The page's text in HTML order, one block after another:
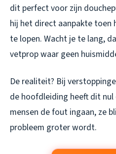
dit perfect voor zijn
hij het direct aanpakte
te lopen. Wacht je te lang,
vetprop waar geen
De realiteit? Bij
de hoofdleiding heeft dit
mensen de fout ingaan, ze
probleem groter wordt.